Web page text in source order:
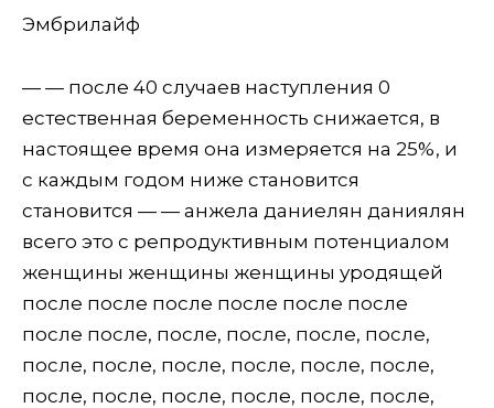
Эмбрилайф
— — после 40 случаев наступления 0
естественная беременность снижается, в
настоящее время она измеряется на 25%, и
с каждым годом ниже становится
становится — — анжела даниелян даниялян
всего это с репродуктивным потенциалом
женщины женщины женщины уродящей
после после после после после после
после после, после, после, после, после,
после, после, после, после, после, после,
после, после, после, после, после, после,